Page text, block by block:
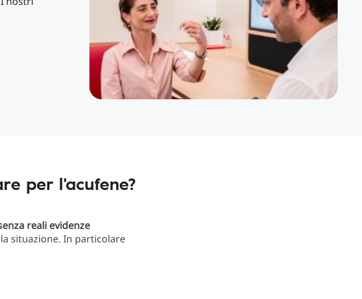
per l'acufene?
reali evidenze
situazione. In particolare